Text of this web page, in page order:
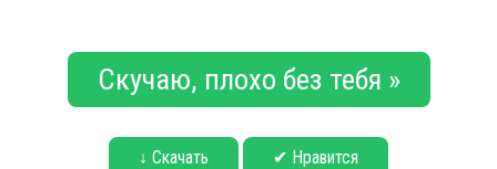
Скучаю, плохо без тебя »
↓ Скачать ✔ Нравится